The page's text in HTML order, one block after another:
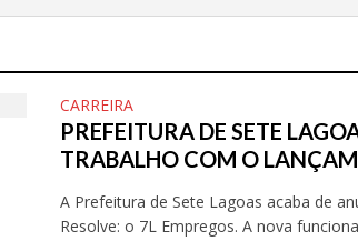
CARREIRA
PREFEITURA DE SETE
TRABALHO COM O
A Prefeitura de Sete Lagoas acaba de
Resolve: o 7L Empregos. A nova